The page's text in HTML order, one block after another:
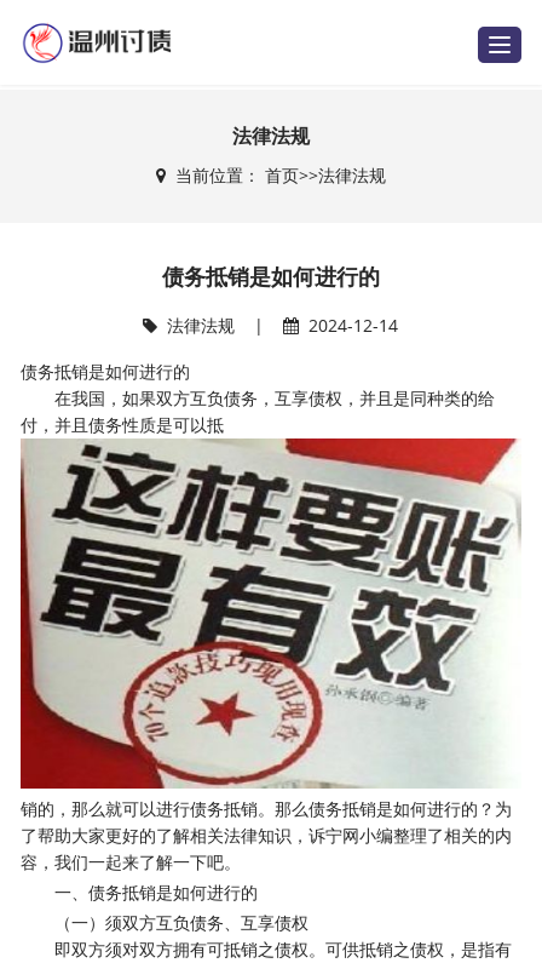
T
o
法律法规
当前位置： 首页>>法律法规
债务抵销是如何进行的
法律法规 |
2024-12-14
债务抵销是如何进行的
在我国，如果双方互负债务，互享债权，并且是同种类的给
付，并且债务性质是可以抵
销的，那么就可以进行债务抵销。那么债务抵销是如何进行的？为
了帮助大家更好的了解相关法律知识，诉宁网小编整理了相关的内
容，我们一起来了解一下吧。
一、债务抵销是如何进行的
（一）须双方互负债务、互享债权
即双方须对双方拥有可抵销之债权。可供抵销之债权，是指有